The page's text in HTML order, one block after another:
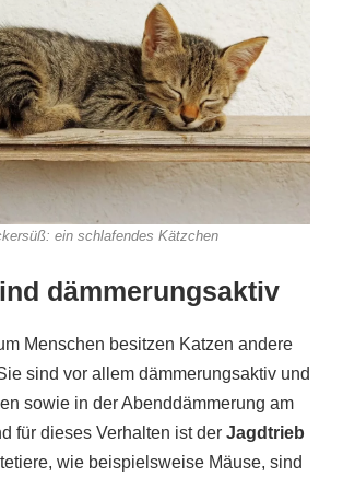
ein schlafendes Kätzchen
dämmerungsaktiv
Menschen besitzen Katzen andere
sind vor allem dämmerungsaktiv und
sowie in der Abenddämmerung am
für dieses Verhalten ist der Jagdtrieb
wie beispielsweise Mäuse, sind